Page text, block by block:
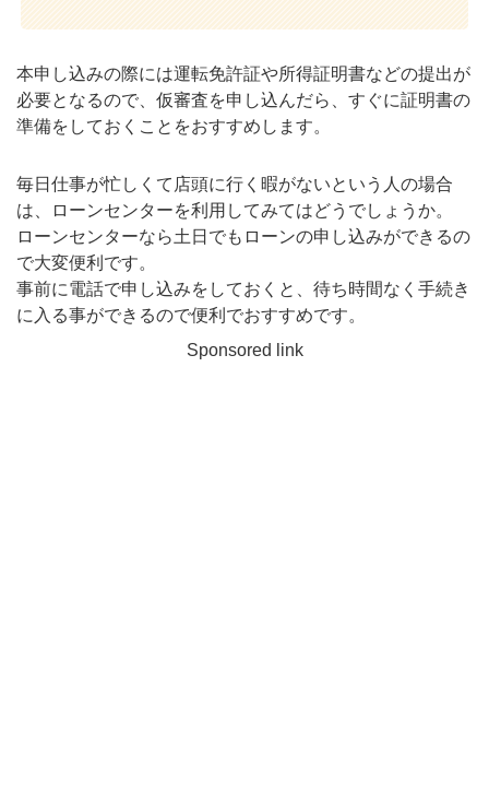
本申し込みの際には運転免許証や所得証明書などの提出が
必要となるので、仮審査を申し込んだら、すぐに証明書の
準備をしておくことをおすすめします。
毎日仕事が忙しくて店頭に行く暇がないという人の場合
は、ローンセンターを利用してみてはどうでしょうか。
ローンセンターなら土日でもローンの申し込みができるの
で大変便利です。
事前に電話で申し込みをしておくと、待ち時間なく手続き
に入る事ができるので便利でおすすめです。
Sponsored link